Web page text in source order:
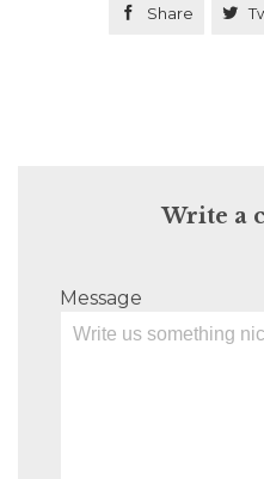
 Share 
Write a
Message